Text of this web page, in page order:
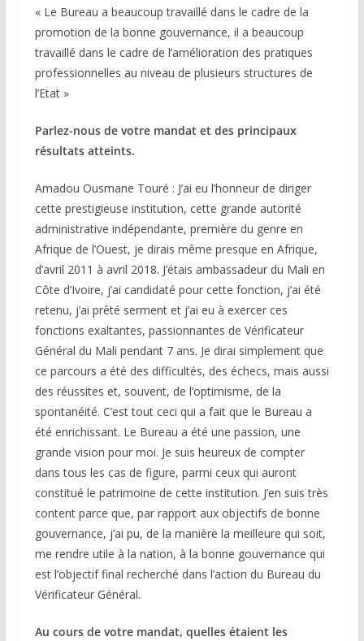
« Le Bureau a beaucoup travaillé dans le cadre de la
promotion de la bonne gouvernance, il a beaucoup
travaillé dans le cadre de l’amélioration des pratiques
professionnelles au niveau de plusieurs structures de
l’Etat »
Parlez-nous de votre mandat et des principaux
résultats atteints.
Amadou Ousmane Touré : J’ai eu l’honneur de diriger
cette prestigieuse institution, cette grande autorité
administrative indépendante, première du genre en
Afrique de l’Ouest, je dirais même presque en Afrique,
d’avril 2011 à avril 2018. J’étais ambassadeur du Mali en
Côte d’Ivoire, j’ai candidaté pour cette fonction, j’ai été
retenu, j’ai prêté serment et j’ai eu à exercer ces
fonctions exaltantes, passionnantes de Vérificateur
Général du Mali pendant 7 ans. Je dirai simplement que
ce parcours a été des difficultés, des échecs, mais aussi
des réussites et, souvent, de l’optimisme, de la
spontanéité. C’est tout ceci qui a fait que le Bureau a
été enrichissant. Le Bureau a été une passion, une
grande vision pour moi. Je suis heureux de compter
dans tous les cas de figure, parmi ceux qui auront
constitué le patrimoine de cette institution. J’en suis très
content parce que, par rapport aux objectifs de bonne
gouvernance, j’ai pu, de la manière la meilleure qui soit,
me rendre utile à la nation, à la bonne gouvernance qui
est l’objectif final recherché dans l’action du Bureau du
Vérificateur Général.
Au cours de votre mandat, quelles étaient les